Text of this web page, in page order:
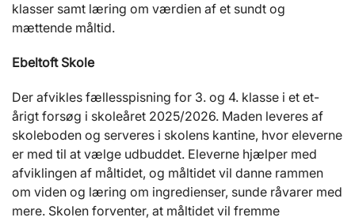
klasser samt læring om værdien af et sundt og
mættende måltid.
Ebeltoft Skole
Der afvikles fællesspisning for 3. og 4. klasse i et et-
årigt forsøg i skoleåret 2025/2026. Maden leveres af
skoleboden og serveres i skolens kantine, hvor eleverne
er med til at vælge udbuddet. Eleverne hjælper med
afviklingen af måltidet, og måltidet vil danne rammen
om viden og læring om ingredienser, sunde råvarer med
mere. Skolen forventer, at måltidet vil fremme